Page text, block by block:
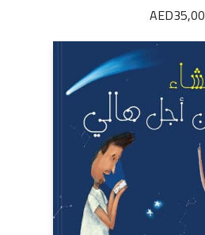
AED35,00